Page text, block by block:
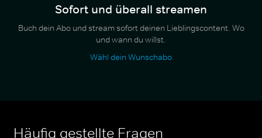
Sofort und überall streamen
Buch dein Abo und stream sofort deinen Lieblingscontent. Wo
und wann du willst.
Wähl dein Wunschabo
Häufig gestellte Fragen